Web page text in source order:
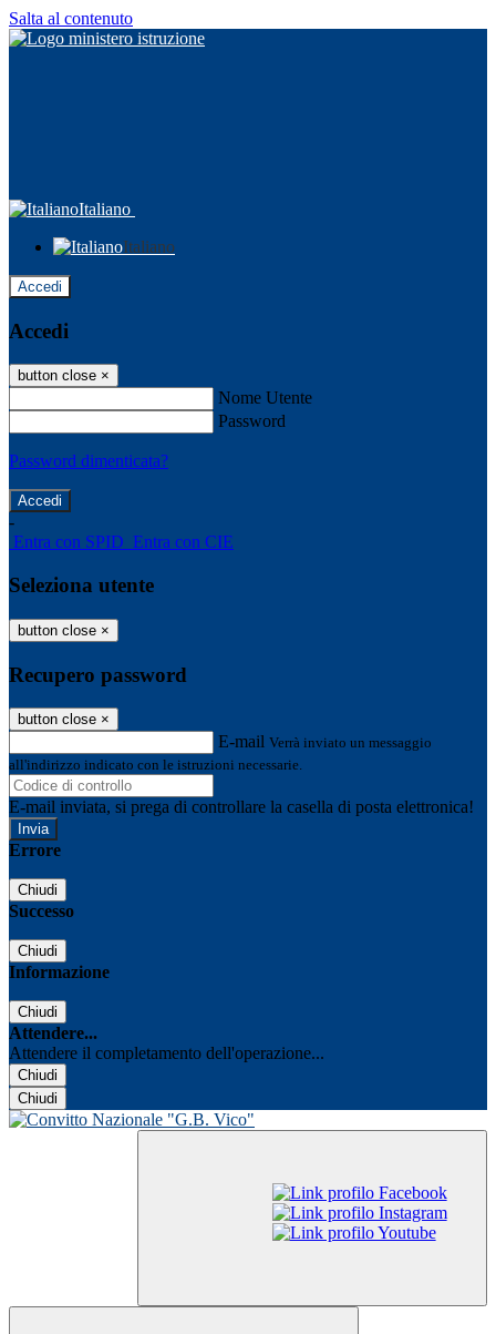
Salta al contenuto
Italiano
Italiano
Accedi
Accedi
button close ×
Nome Utente
Password
Password dimenticata?
-
Entra con SPID Entra con CIE
Seleziona utente
button close ×
Recupero password
button close ×
E-mail Verrà inviato un messaggio
all'indirizzo indicato con le istruzioni necessarie.
E-mail inviata, si prega di controllare la casella di posta elettronica!
Errore
Chiudi
Successo
Chiudi
Informazione
Chiudi
Attendere...
Attendere il completamento dell'operazione...
Chiudi
Chiudi